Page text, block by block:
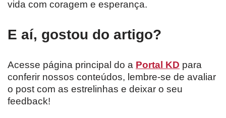
vida com coragem e esperança.
E aí, gostou do artigo?
Acesse página principal do a Portal KD para
conferir nossos conteúdos, lembre-se de avaliar
o post com as estrelinhas e deixar o seu
feedback!